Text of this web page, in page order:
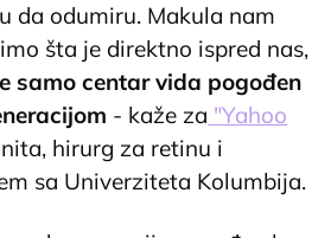
da odumiru. Makula nam
šta je direktno ispred nas,
samo centar vida pogođen
- kaže za "Yahoo
hirurg za retinu i
sa Univerziteta Kolumbija.